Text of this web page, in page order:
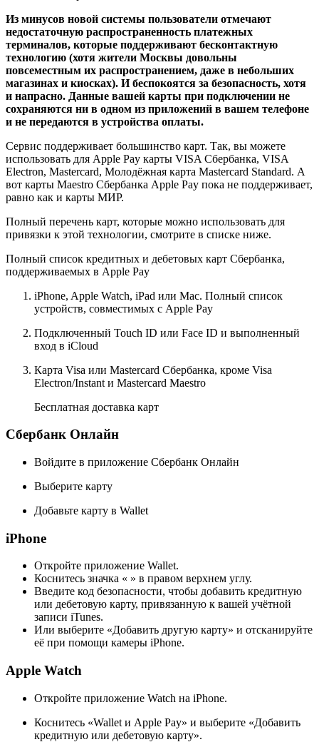
Из минусов новой системы пользователи отмечают
недостаточную распространенность платежных
терминалов, которые поддерживают бесконтактную
технологию (хотя жители Москвы довольны
повсеместным их распространением, даже в небольших
магазинах и киосках). И беспокоятся за безопасность, хотя
и напрасно. Данные вашей карты при подключении не
сохраняются ни в одном из приложений в вашем телефоне
и не передаются в устройства оплаты.
Сервис поддерживает большинство карт. Так, вы можете
использовать для Apple Pay карты VISA Сбербанка, VISA
Electron, Mastercard, Молодёжная карта Mastercard Standard. А
вот карты Maestro Сбербанка Apple Pay пока не поддерживает,
равно как и карты МИР.
Полный перечень карт, которые можно использовать для
привязки к этой технологии, смотрите в списке ниже.
Полный список кредитных и дебетовых карт Сбербанка,
поддерживаемых в Apple Pay
iPhone, Apple Watch, iPad или Mac. Полный список
устройств, совместимых с Apple Pay
Подключенный Touch ID или Face ID и выполненный
вход в iCloud
Карта Visa или Masterсard Сбербанка, кроме Visa
Electron/Instant и Mastercard Maestro
Бесплатная доставка карт
Сбербанк Онлайн
Войдите в приложение Сбербанк Онлайн
Выберите карту
Добавьте карту в Wallet
iPhone
Откройте приложение Wallet.
Коснитесь значка « » в правом верхнем углу.
Введите код безопасности, чтобы добавить кредитную
или дебетовую карту, привязанную к вашей учётной
записи iTunes.
Или выберите «Добавить другую карту» и отсканируйте
её при помощи камеры iPhone.
Apple Watch
Откройте приложение Watch на iPhone.
Коснитесь «Wallet и Apple Pay» и выберите «Добавить
кредитную или дебетовую карту».